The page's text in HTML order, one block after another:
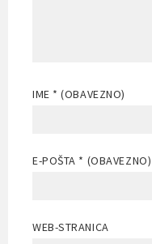
IME * (OBAVEZNO)
E-POŠTA * (OBAVEZNO)
WEB-STRANICA